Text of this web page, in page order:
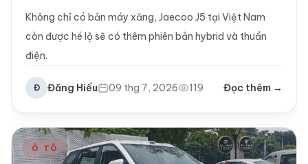
Không chỉ có bản máy xăng, Jaecoo J5 tại Việt Nam
còn được hé lộ sẽ có thêm phiên bản hybrid và thuần
điện.
Đ Đăng Hiếu 09 thg 7, 2026 119 Đọc thêm →
Ô TÔ